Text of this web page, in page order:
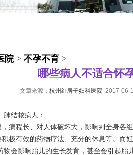
院> 不孕不育 >
哪些病人不适合怀
文章来源： 杭州红房子妇科医院 2017-06-
结核病人：
程长、对人体破坏大，影响到全身各
极有效的药物疗法、充分的休息等。而
物会影响胎儿的生长发育，甚至会引起胎